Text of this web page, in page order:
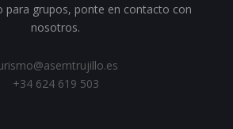
para grupos, ponte en contacto con
nosotros.
+34 624 619 503